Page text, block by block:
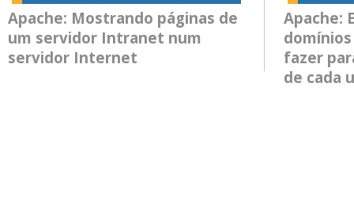
Apache: Mostrando páginas de
um servidor Intranet num
servidor Internet
Apache:
fazer
de cada